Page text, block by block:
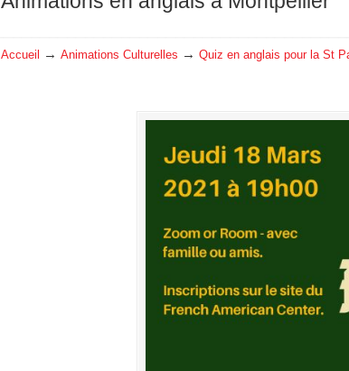
Accueil → Animations Culturelles → Quiz en anglais pour la St